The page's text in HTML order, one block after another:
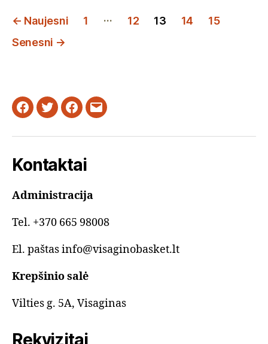
Įrašų
puslapiavimas
← Naujesni 1 … 12 13 14
15
Senesni →
Facebook
TwitterInstagram
Email
Kontaktai
Administracija
Tel. +370 665 98008
El. paštas info@visaginobasket.lt
Krepšinio salė
Vilties g. 5A, Visaginas